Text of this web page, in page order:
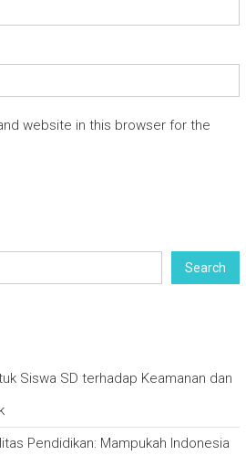
website in this browser for the
Search
Siswa SD terhadap Keamanan dan
Pendidikan: Mampukah Indonesia